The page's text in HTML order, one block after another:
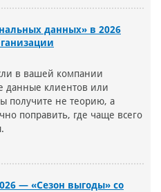
данных» в 2026
в вашей компании
данные клиентов или
получите не теорию, а
поправить, где чаще всего
— «Сезон выгоды» со